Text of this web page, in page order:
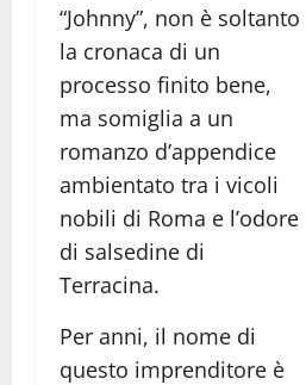
“Johnny”, non è soltanto
la cronaca di un
processo finito bene,
ma somiglia a un
romanzo d’appendice
ambientato tra i vicoli
nobili di Roma e l’odore
di salsedine di
Terracina.
Per anni, il nome di
questo imprenditore è